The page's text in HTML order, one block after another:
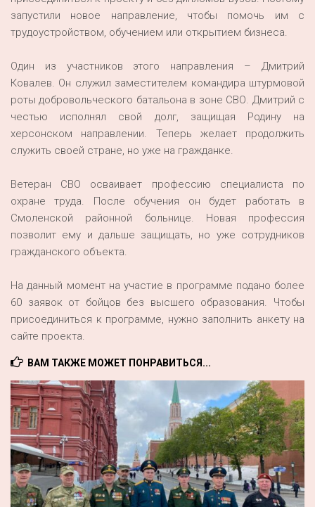
запустили новое направление, чтобы помочь им с
трудоустройством, обучением или открытием бизнеса.
Один из участников этого направления – Дмитрий
Ковалев. Он служил заместителем командира штурмовой
роты добровольческого батальона в зоне СВО. Дмитрий с
честью исполнял свой долг, защищая Родину на
херсонском направлении. Теперь желает продолжить
служить своей стране, но уже на гражданке.
Ветеран СВО осваивает профессию специалиста по
охране труда. После обучения он будет работать в
Смоленской районной больнице. Новая профессия
позволит ему и дальше защищать, но уже сотрудников
гражданского объекта.
На данный момент на участие в программе подано более
60 заявок от бойцов без высшего образования. Чтобы
присоединиться к программе, нужно заполнить анкету на
сайте проекта.
ВАМ ТАКЖЕ МОЖЕТ ПОНРАВИТЬСЯ...